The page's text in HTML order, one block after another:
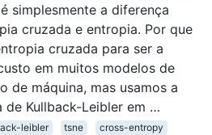
simplesmente a diferença
cruzada e entropia. Por que
cruzada para ser a
em muitos modelos de
de máquina, mas usamos a
de Kullback-Leibler em …
leibler tsne cross-entropy